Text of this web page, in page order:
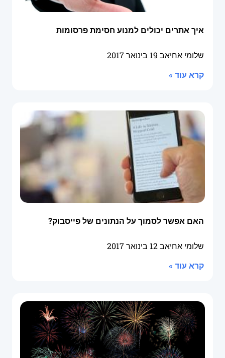
איך אתרים יכולים למנוע חסימת פרסומות
שלומי אחיאב 19 בינואר 2017
קרא עוד »
האם אפשר לסמוך על הנתונים של פייסבוק?
שלומי אחיאב12 בינואר 2017
קרא עוד »